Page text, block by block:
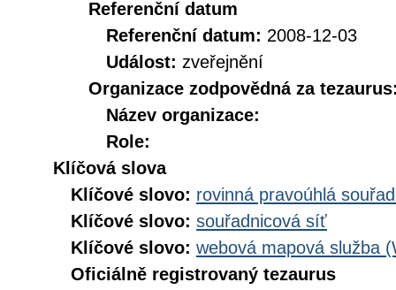
Referenční datum
Referenční datum: 2008-12-03
Událost: zveřejnění
Organizace zodpovědná za
Název organizace:
Role:
Klíčová slova
Klíčové slovo: rovinná pravoúhlá
Klíčové slovo: souřadnicová síť
Klíčové slovo: webová mapová služba
Oficiálně registrovaný tezaurus